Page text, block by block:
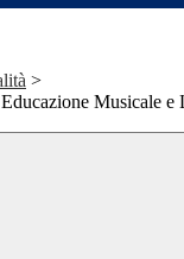
>
Musicale